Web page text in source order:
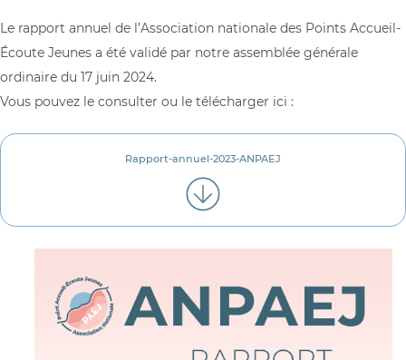
Le rapport annuel de l’Association nationale des Points Accueil-
Écoute Jeunes a été validé par notre assemblée générale
ordinaire du 17 juin 2024.
Vous pouvez le consulter ou le télécharger ici :
Rapport-annuel-2023-ANPAEJ